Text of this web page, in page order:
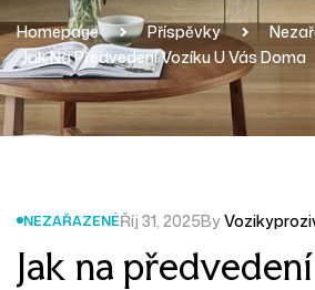
Homepage Příspěvky
Jak Na Předvedení Vozíku U Vás Doma
NEZAŘAZENÉŘíj 31, 2025By
Jak na